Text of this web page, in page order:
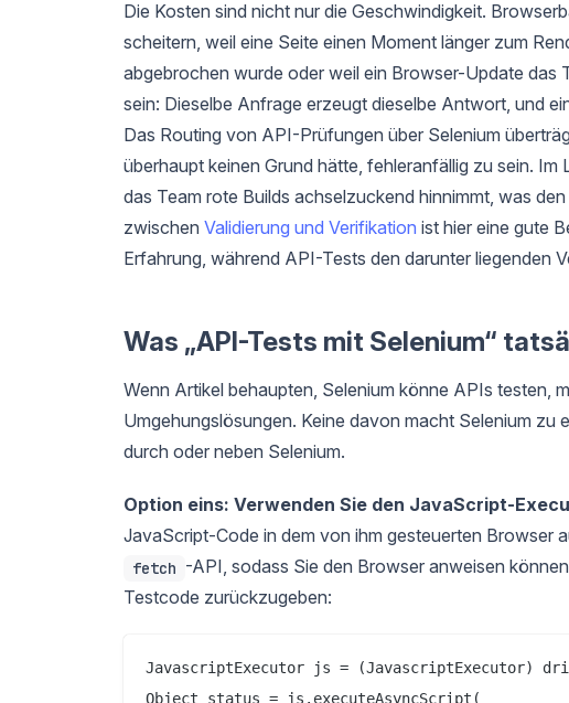
Die Kosten sind nicht nur die Geschwindigkeit.
scheitern, weil eine Seite einen Moment länger zum
abgebrochen wurde oder weil ein Browser-Update das
sein: Dieselbe Anfrage erzeugt dieselbe Antwort, und
Das Routing von API-Prüfungen über Selenium
überhaupt keinen Grund hätte, fehleranfällig zu sein.
das Team rote Builds achselzuckend hinnimmt, was
zwischen Validierung und Verifikation ist hier eine gute
Erfahrung, während API-Tests den darunter liegenden
Was „API-Tests mit Selenium“
Wenn Artikel behaupten, Selenium könne APIs testen,
Umgehungslösungen. Keine davon macht Selenium
durch oder neben Selenium.
Option eins: Verwenden Sie den JavaScript-
JavaScript-Code in dem von ihm gesteuerten Browser
fetch -API, sodass Sie den Browser anweisen
Testcode zurückzugeben:
JavascriptExecutor js = (JavascriptExecutor)
Object status = js.executeAsyncScript(